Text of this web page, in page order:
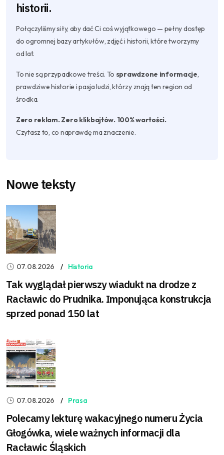
historii.
Połączyliśmy siły, aby dać Ci coś wyjątkowego — pełny dostęp
do ogromnej bazy artykułów, zdjęć i historii, które tworzymy
od lat.
To nie są przypadkowe treści. To sprawdzone informacje,
prawdziwe historie i pasja ludzi, którzy znają ten region od
środka.
Zero reklam. Zero klikbajtów. 100% wartości.
Czytasz to, co naprawdę ma znaczenie.
Nowe teksty
07.08.2026 Historia
Tak wyglądał pierwszy wiadukt na drodze z
Racławic do Prudnika. Imponująca konstrukcja
sprzed ponad 150 lat
07.08.2026 Prasa
Polecamy lekturę wakacyjnego numeru Życia
Głogówka, wiele ważnych informacji dla
Racławic Śląskich